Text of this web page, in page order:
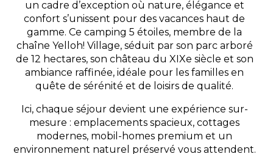
un cadre d’exception où nature, élégance et
confort s’unissent pour des vacances haut de
gamme. Ce camping 5 étoiles, membre de la
chaîne Yelloh! Village, séduit par son parc arboré
de 12 hectares, son château du XIXe siècle et son
ambiance raffinée, idéale pour les familles en
quête de sérénité et de loisirs de qualité.
Ici, chaque séjour devient une expérience sur-
mesure : emplacements spacieux, cottages
modernes, mobil-homes premium et un
environnement naturel préservé vous attendent.